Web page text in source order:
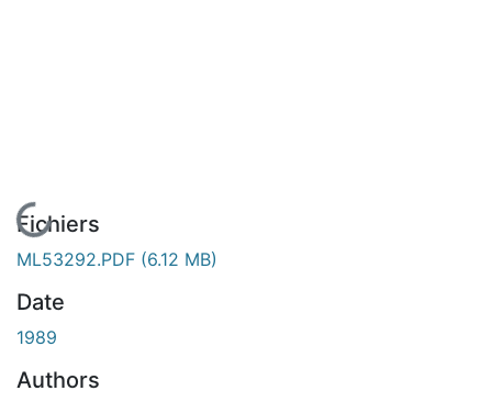
En cours de chargement...
Fichiers
ML53292.PDF (6.12 MB)
Date
1989
Authors